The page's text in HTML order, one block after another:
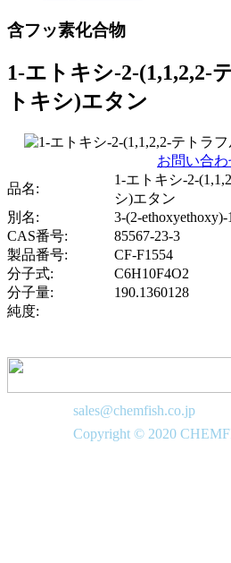
含フッ素化合物
1-エトキシ-2-(1,1,2,2-
トキシ)エタン
お問い合わ
品名:
1-エトキシ-2-
シ)エタン
別名:
3-(2-ethoxyethoxy)-
CAS番号:
85567-23-3
製品番号:
CF-F1554
分子式:
C6H10F4O2
分子量:
190.1360128
純度:
sales@chemfish.co.jp
Copyright © 2020